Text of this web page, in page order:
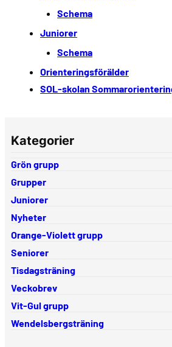
Schema
Juniorer
Schema
Orienteringsförälder
SOL-skolan
Kategorier
Grön grupp
Grupper
Juniorer
Nyheter
Orange-Violett grupp
Seniorer
Tisdagsträning
Veckobrev
Vit-Gul grupp
Wendelsbergsträning